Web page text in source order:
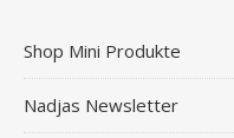
Shop Mini Produkte
Nadjas Newsletter